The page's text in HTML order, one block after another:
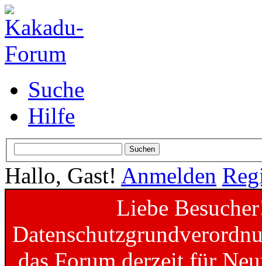
Suche
Hilfe
Hallo, Gast! Anmelden
Liebe
das Forum derzeit für